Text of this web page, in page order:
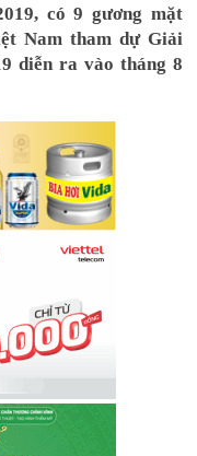
có 9 gương mặt
Nam tham dự Giải
diễn ra vào tháng 8